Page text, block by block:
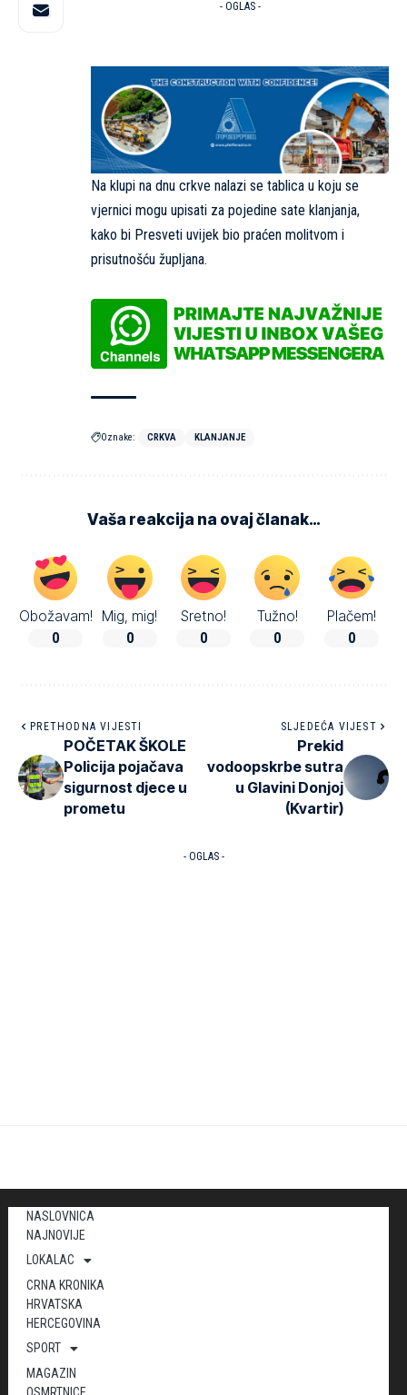
- OGLAS -
Na klupi na dnu crkve nalazi se tablica u koju se
vjernici mogu upisati za pojedine sate klanjanja,
kako bi Presveti uvijek bio praćen molitvom i
prisutnošću župljana.
Oznake: CRKVA KLANJANJE
Vaša reakcija na ovaj članak…
Obožavam!
0
Mig, mig!
0
Sretno!
0
Tužno!
0
Plačem!
0
PRETHODNA VIJESTI
POČETAK ŠKOLE
Policija pojačava
sigurnost djece u
prometu
SLJEDEĆA VIJEST
Prekid
vodoopskrbe sutra
u Glavini Donjoj
(Kvartir)
- OGLAS -
NASLOVNICA
NAJNOVIJE
LOKALAC
CRNA KRONIKA
HRVATSKA
HERCEGOVINA
SPORT
MAGAZIN
OSMRTNICE